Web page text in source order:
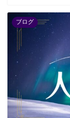
ブログ